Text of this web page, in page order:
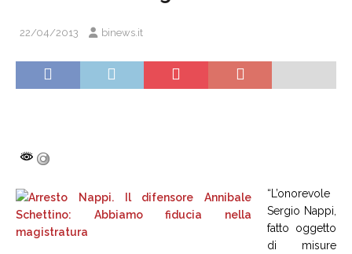
22/04/2013 binews.it
“L’onorevole
Sergio Nappi,
fatto oggetto
di misure